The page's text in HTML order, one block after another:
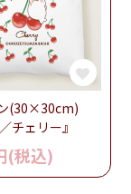
(30×30cm)
チェリー』
(税込)